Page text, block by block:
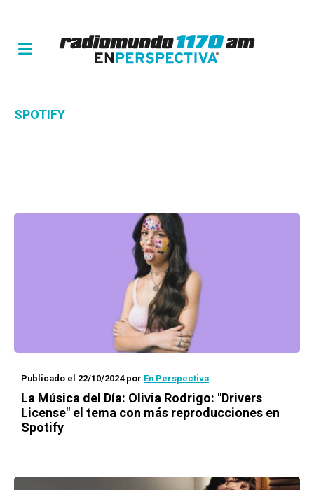
SPOTIFY
Publicado el 22/10/2024por En Perspectiva
La Música del Día: Olivia Rodrigo: "Drivers
License" el tema con más reproducciones en
Spotify